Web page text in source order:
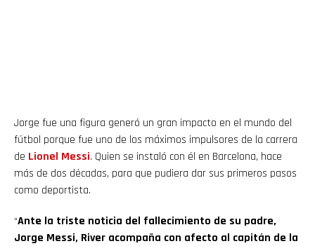
Jorge fue una figura generó un gran impacto en el mundo del
fútbol porque fue uno de los máximos impulsores de la carrera
de Lionel Messi. Quien se instaló con él en Barcelona, hace
más de dos décadas, para que pudiera dar sus primeros pasos
como deportista.
“Ante la triste noticia del fallecimiento de su padre,
Jorge Messi, River acompaña con afecto al capitán de la